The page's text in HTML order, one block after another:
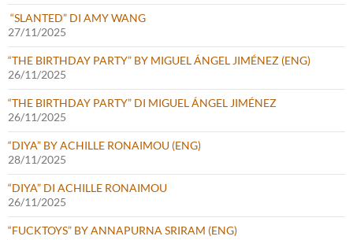
“SLANTED” DI AMY WANG
27/11/2025
“THE BIRTHDAY PARTY” BY MIGUEL ÁNGEL JIMÉNEZ (ENG)
26/11/2025
“THE BIRTHDAY PARTY” DI MIGUEL ÁNGEL JIMÉNEZ
26/11/2025
“DIYA” BY ACHILLE RONAIMOU (ENG)
28/11/2025
“DIYA” DI ACHILLE RONAIMOU
26/11/2025
“FUCKTOYS” BY ANNAPURNA SRIRAM (ENG)